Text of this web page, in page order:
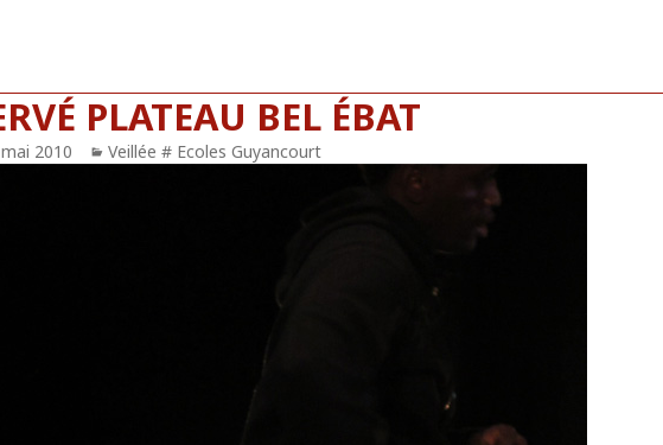
PLATEAU BEL ÉBAT
2010 Catégories
Veillée # Ecoles Guyancourt